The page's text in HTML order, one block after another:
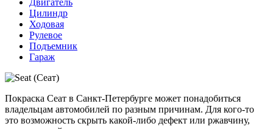
Двигатель
Цилиндр
Ходовая
Рулевое
Подъемник
Гараж
Покраска Сеат в Санкт-Петербурге может понадобиться
владельцам автомобилей по разным причинам. Для кого-то
это возможность скрыть какой-либо дефект или ржавчину,